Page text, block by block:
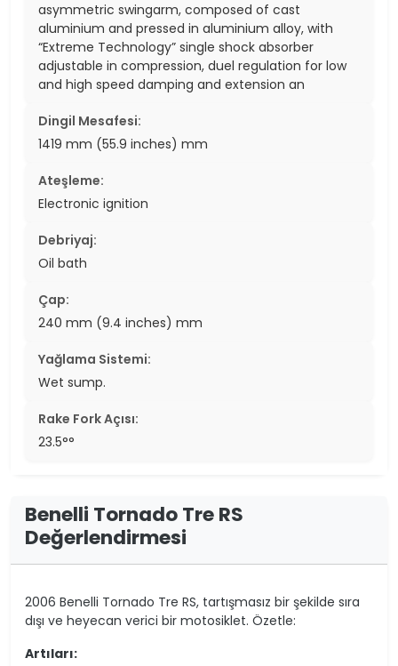
asymmetric swingarm, composed of cast
aluminium and pressed in aluminium alloy, with
“Extreme Technology” single shock absorber
adjustable in compression, duel regulation for low
and high speed damping and extension an
Dingil Mesafesi:
1419 mm (55.9 inches) mm
Ateşleme:
Electronic ignition
Debriyaj:
Oil bath
Çap:
240 mm (9.4 inches) mm
Yağlama Sistemi:
Wet sump.
Rake Fork Açısı:
23.5°°
Benelli Tornado Tre RS
Değerlendirmesi
2006 Benelli Tornado Tre RS, tartışmasız bir şekilde sıra
dışı ve heyecan verici bir motosiklet. Özetle:
Artıları: